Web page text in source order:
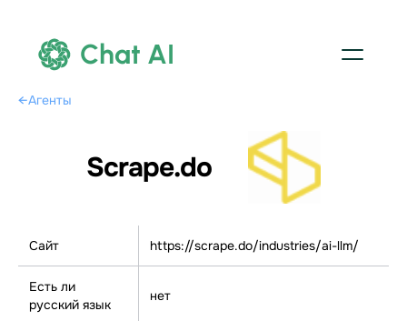
Chat AI
←Агенты
Scrape.do
Сайт https://scrape.do/industries/ai-llm/
Есть ли
русский язык
нет